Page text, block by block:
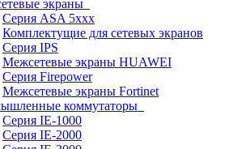
экраны
Серия ASA 5xxx
Комплектущие для сетевых экранов
Серия IPS
Межсетевые экраны HUAWEI
Серия Firepower
Межсетевые экраны Fortinet
коммутаторы
Серия IE-1000
Серия IE-2000